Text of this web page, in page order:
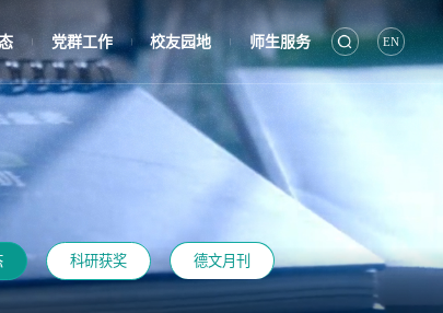
党群工作 校友园地 师生服务 EN
科研获奖 德文月刊